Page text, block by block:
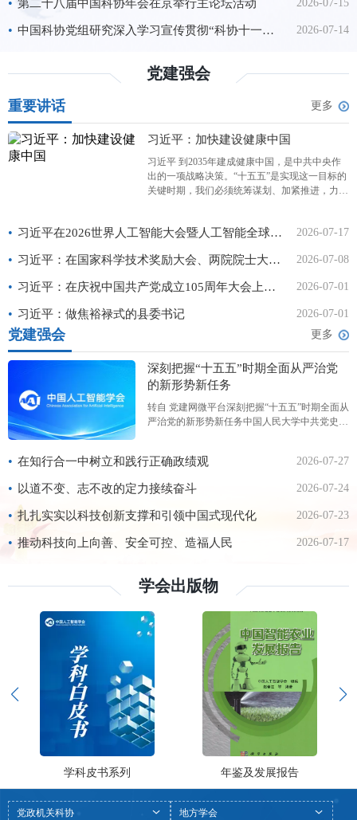
• 第二十八届中国科协年会在京举行主论坛活动 2026-07-15
• 中国科协党组研究深入学习宣传贯彻“科协十一大”精神工作 2026-07-14
党建强会
重要讲话 更多
习近平：加快建设健康中国
习近平 到2035年建成健康中国，是中共中央作
出的一项战略决策。“十五五”是实现这一目标的
关键时期，我们必须统筹谋划、加紧推进，力求
参加全国政协十四届四次会议的农工党、九三学
• 习近平在2026世界人工智能大会暨人工智能全球治理高级别会议开幕式上的主旨讲话（全文） 2026-07-17
• 习近平：在国家科学技术奖励大会、两院院士大会、中国科协第十一次全国代表大会上的讲话 2026-07-08
• 习近平：在庆祝中国共产党成立105周年大会上的讲话 2026-07-01
• 习近平：做焦裕禄式的县委书记 2026-07-01
党建强会 更多
深刻把握“十五五”时期全面从严治党
的新形势新任务
转自 党建网微平台深刻把握“十五五”时期全面从
严治党的新形势新任务中国人民大学中共党史党
严治党面临新的形势任务。习近平总书记在二十
更实举措推进全面从严治党，更加坚决有力地贯
彻落实党中央重大决策部署，更加科学有效地把
权力关进制度笼子，更加清醒坚定地推进反腐败
斗争，为实现‘十
• 在知行合一中树立和践行正确政绩观 2026-07-27
• 以道不变、志不改的定力接续奋斗 2026-07-24
• 扎扎实实以科技创新支撑和引领中国式现代化 2026-07-23
• 推动科技向上向善、安全可控、造福人民 2026-07-17
学会出版物
学科皮书系列 年鉴及发展报告
党政机关科协 地方学会